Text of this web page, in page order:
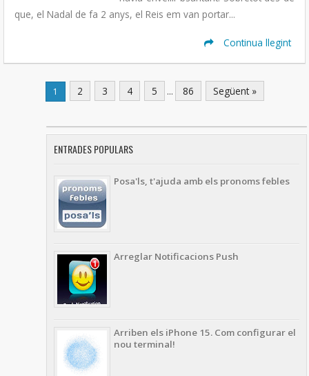
que, el Nadal de fa 2 anys, el Reis em van portar...
Continua llegint
1 2 3 4 5 ... 86 Següent »
ENTRADES POPULARS
Posa'ls, t'ajuda amb els pronoms febles
Arreglar Notificacions Push
Arriben els iPhone 15. Com configurar el
nou terminal!